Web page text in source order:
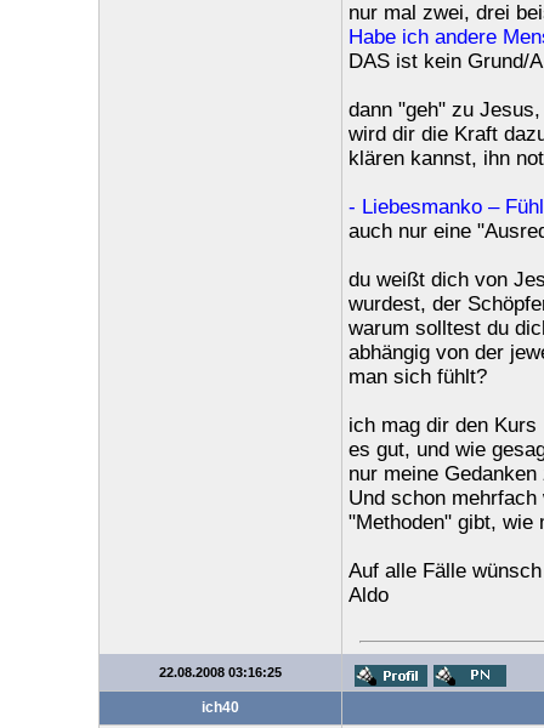
nur mal zwei, drei
Habe ich andere
DAS ist kein Grund/
dann "geh" zu
wird dir die Kraft
klären kannst, ihn
- Liebesmanko –
auch nur eine
du weißt dich von
wurdest, der
warum solltest du
abhängig von der
man sich fühlt?
ich mag dir den
es gut, und wie
nur meine
Und schon
"Methoden" gibt, wie
Auf alle Fälle
Aldo
22.08.2008 03:16:25
ich40